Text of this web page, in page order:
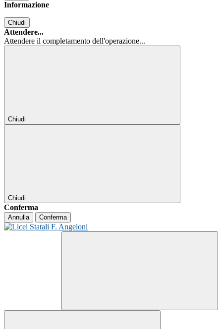
Informazione
Chiudi
Attendere...
Attendere il completamento dell'operazione...
Chiudi
Chiudi
Conferma
Annulla Conferma